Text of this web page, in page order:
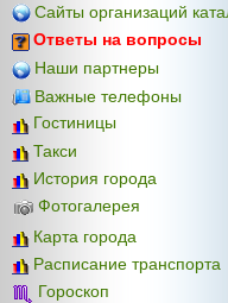
Сайты организаций
Ответы на вопросы
Наши партнеры
Важные телефоны
Гостиницы
Такси
История города
Фотогалерея
Карта города
Расписание транспорта
Гороскоп